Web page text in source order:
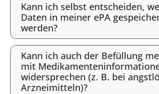
Kann ich selbst entscheiden,
Daten in meiner ePA
werden?
Kann ich auch der Befüllung
mit
widersprechen (z. B. bei
Arzneimitteln)?